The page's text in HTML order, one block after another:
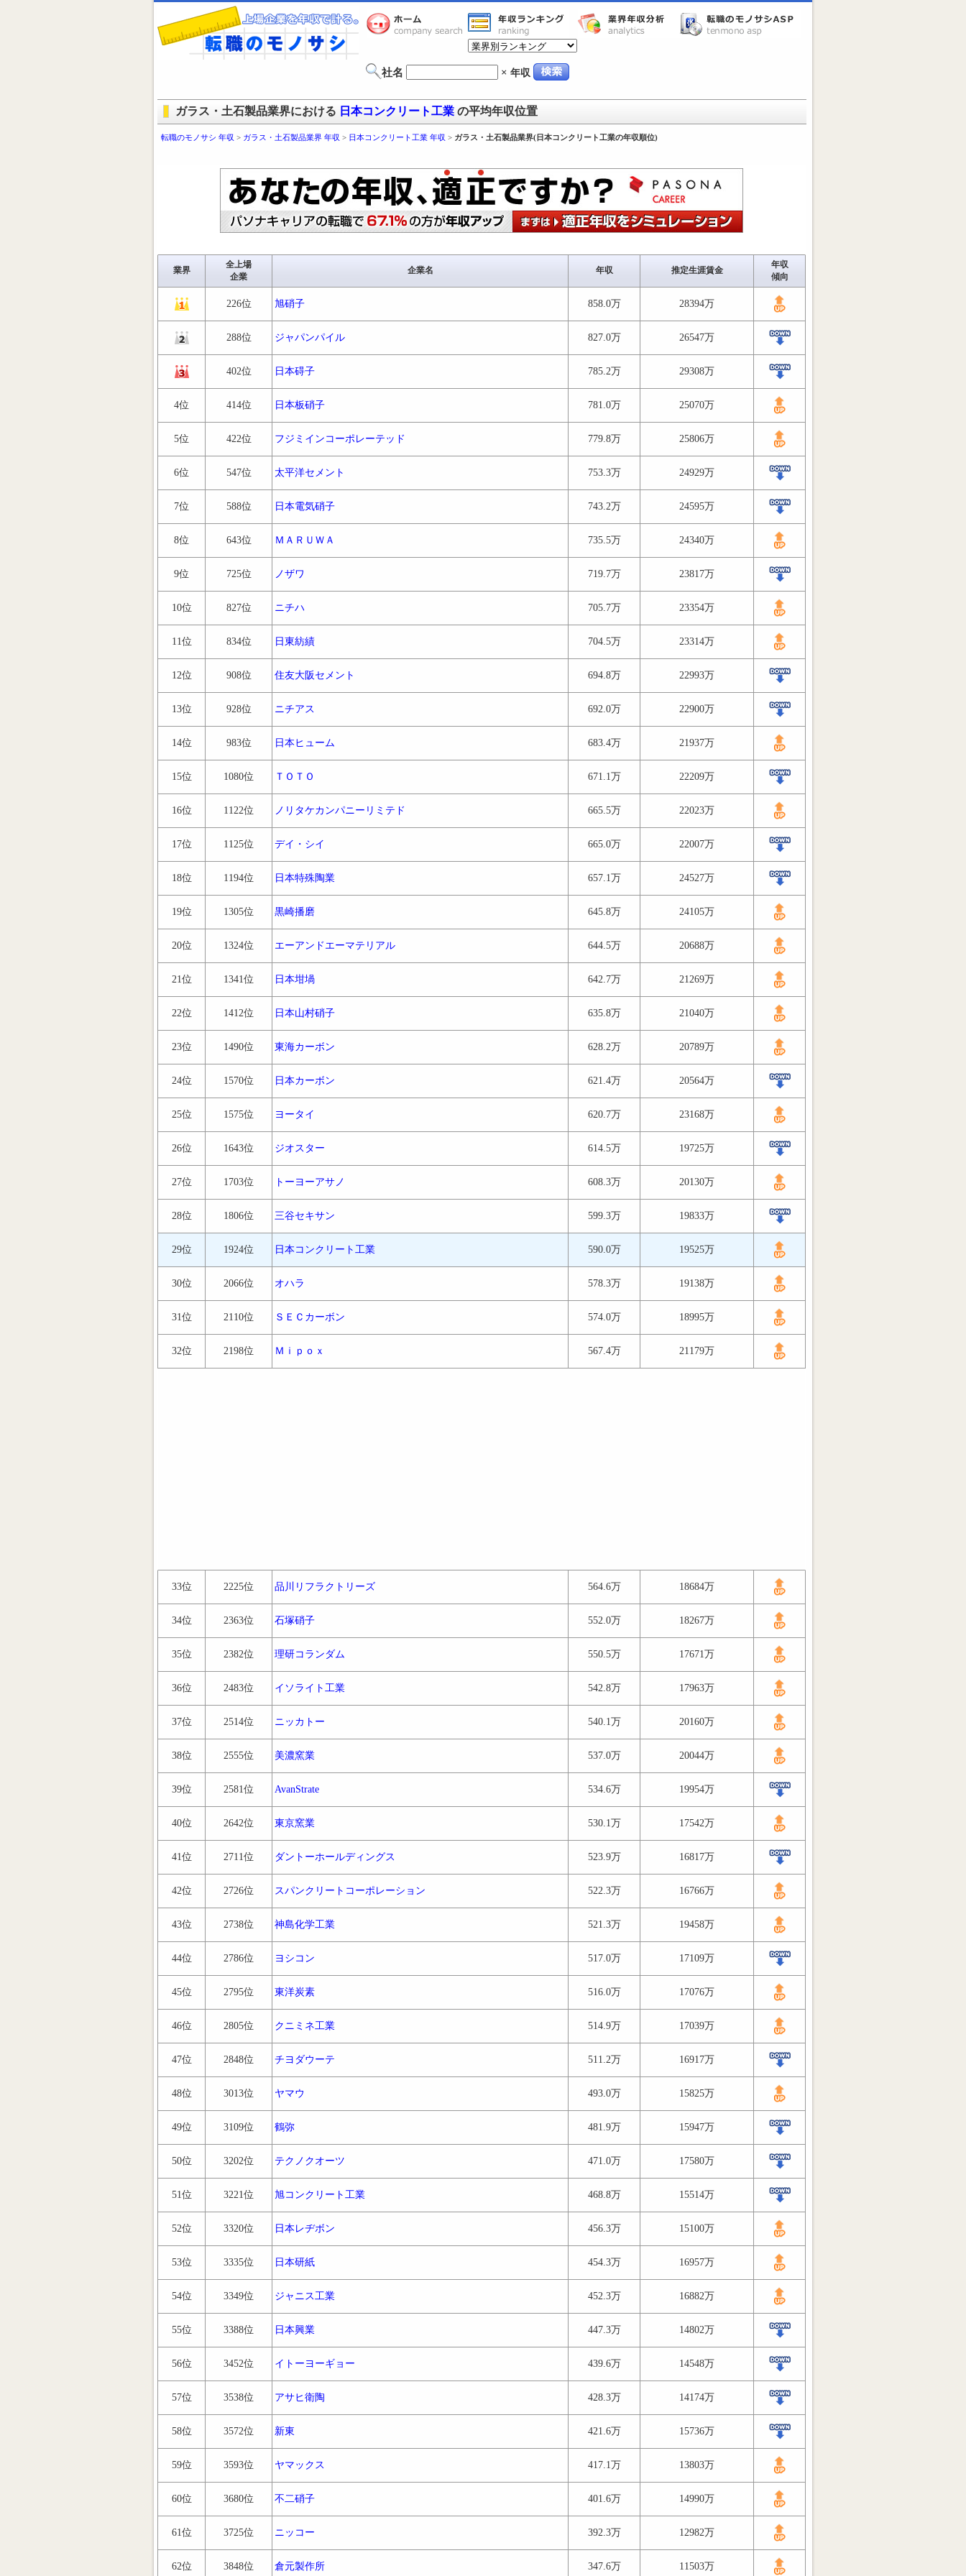
社名 × 年収
ガラス・土石製品業界における 日本コンクリート工業 の平均年収位置
転職のモノサシ 年収 > ガラス・土石製品業界 年収 > 日本コンクリート工業 年収 > ガラス・土石製品業界(日本コンクリート工業の年収順位)
業界
全上場
企業
企業名 年収 推定生涯賃金
年収
傾向
226位 旭硝子 858.0万 28394万
288位 ジャパンパイル 827.0万 26547万
402位 日本碍子 785.2万 29308万
4位 414位 日本板硝子 781.0万 25070万
5位 422位 フジミインコーポレーテッド 779.8万 25806万
6位 547位 太平洋セメント 753.3万 24929万
7位 588位 日本電気硝子 743.2万 24595万
8位 643位 ＭＡＲＵＷＡ 735.5万 24340万
9位 725位 ノザワ 719.7万 23817万
10位 827位 ニチハ 705.7万 23354万
11位 834位 日東紡績 704.5万 23314万
12位 908位 住友大阪セメント 694.8万 22993万
13位 928位 ニチアス 692.0万 22900万
14位 983位 日本ヒューム 683.4万 21937万
15位 1080位 ＴＯＴＯ 671.1万 22209万
16位 1122位 ノリタケカンパニーリミテド 665.5万 22023万
17位 1125位 デイ・シイ 665.0万 22007万
18位 1194位 日本特殊陶業 657.1万 24527万
19位 1305位 黒崎播磨 645.8万 24105万
20位 1324位 エーアンドエーマテリアル 644.5万 20688万
21位 1341位 日本坩堝 642.7万 21269万
22位 1412位 日本山村硝子 635.8万 21040万
23位 1490位 東海カーボン 628.2万 20789万
24位 1570位 日本カーボン 621.4万 20564万
25位 1575位 ヨータイ 620.7万 23168万
26位 1643位 ジオスター 614.5万 19725万
27位 1703位 トーヨーアサノ 608.3万 20130万
28位 1806位 三谷セキサン 599.3万 19833万
29位 1924位 日本コンクリート工業 590.0万 19525万
30位 2066位 オハラ 578.3万 19138万
31位 2110位 ＳＥＣカーボン 574.0万 18995万
32位 2198位 Ｍｉｐｏｘ 567.4万 21179万
33位 2225位 品川リフラクトリーズ 564.6万 18684万
34位 2363位 石塚硝子 552.0万 18267万
35位 2382位 理研コランダム 550.5万 17671万
36位 2483位 イソライト工業 542.8万 17963万
37位 2514位 ニッカトー 540.1万 20160万
38位 2555位 美濃窯業 537.0万 20044万
39位 2581位 AvanStrate 534.6万 19954万
40位 2642位 東京窯業 530.1万 17542万
41位 2711位 ダントーホールディングス 523.9万 16817万
42位 2726位 スパンクリートコーポレーション 522.3万 16766万
43位 2738位 神島化学工業 521.3万 19458万
44位 2786位 ヨシコン 517.0万 17109万
45位 2795位 東洋炭素 516.0万 17076万
46位 2805位 クニミネ工業 514.9万 17039万
47位 2848位 チヨダウーテ 511.2万 16917万
48位 3013位 ヤマウ 493.0万 15825万
49位 3109位 鶴弥 481.9万 15947万
50位 3202位 テクノクオーツ 471.0万 17580万
51位 3221位 旭コンクリート工業 468.8万 15514万
52位 3320位 日本レヂボン 456.3万 15100万
53位 3335位 日本研紙 454.3万 16957万
54位 3349位 ジャニス工業 452.3万 16882万
55位 3388位 日本興業 447.3万 14802万
56位 3452位 イトーヨーギョー 439.6万 14548万
57位 3538位 アサヒ衛陶 428.3万 14174万
58位 3572位 新東 421.6万 15736万
59位 3593位 ヤマックス 417.1万 13803万
60位 3680位 不二硝子 401.6万 14990万
61位 3725位 ニッコー 392.3万 12982万
62位 3848位 倉元製作所 347.6万 11503万